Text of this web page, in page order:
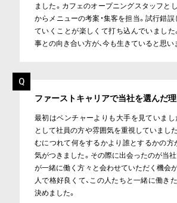
ました。カフェのオープニングスタッフと
からメニューの考案・集客を担当。試行錯
ていくことが楽しくて打ち込んでいました
事との向き合い方が、今も生きていると思い
ファーストキャリアで当社を選んだ理
最初はベンチャーよりも大手を見ていまし
として社員の方や雰囲気を重視していまし
むにつれて何をするかより誰とするかの方
気がつきました。その際に出会ったのが当
が一緒に働く方々と会わせていただく機会
人で格好良くて、この人たちと一緒に働き
決めました。